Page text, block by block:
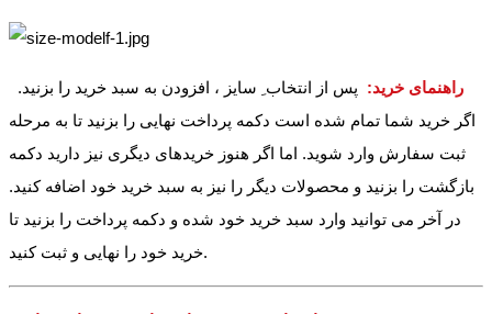
راهنمای خرید: پس از انتخاب ِ سایز ، افزودن به سبد خرید را بزنید.
اگر خرید شما تمام شده است دکمه پرداخت نهایی را بزنید تا به مرحله
ثبت سفارش وارد شوید. اما اگر هنوز خریدهای دیگری نیز دارید دکمه
بازگشت را بزنید و محصولات دیگر را نیز به سبد خرید خود اضافه کنید.
در آخر می توانید وارد سبد خرید خود شده و دکمه پرداخت را بزنید تا
خرید خود را نهایی و ثبت کنید.